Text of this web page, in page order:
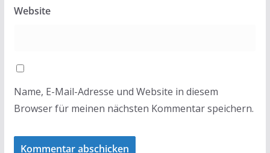
Website
Name, E-Mail-Adresse und Website in diesem
Browser für meinen nächsten Kommentar speichern.